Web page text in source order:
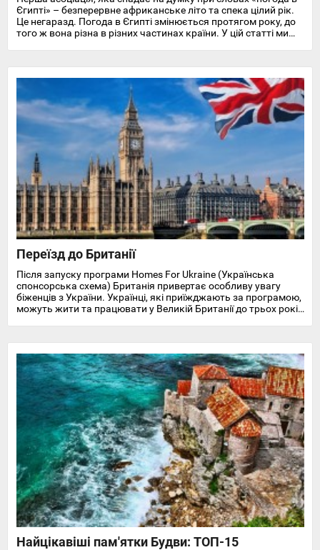
Єгипті» – безперервне африканське літо та спека цілий рік.
Це негаразд. Погода в Єгипті змінюється протягом року, до
того ж вона різна в різних частинах країни. У цій статті ми
Червоного моря.
Переїзд до Британії
Після запуску програми Homes For Ukraine (Українська
спонсорська схема) Британія привертає особливу увагу
біженців з України. Українці, які приїжджають за програмою,
можуть жити та працювати у Великій Британії до трьох років
Найцікавіші пам'ятки Будви: ТОП-15